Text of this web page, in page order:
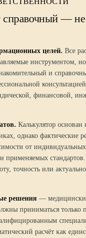
— не
целей. Все
инструментом,
и
финансовой,
Калькулятор
однако фактические
от
применяемых
точность или
решения —
приниматься только
расчёт как